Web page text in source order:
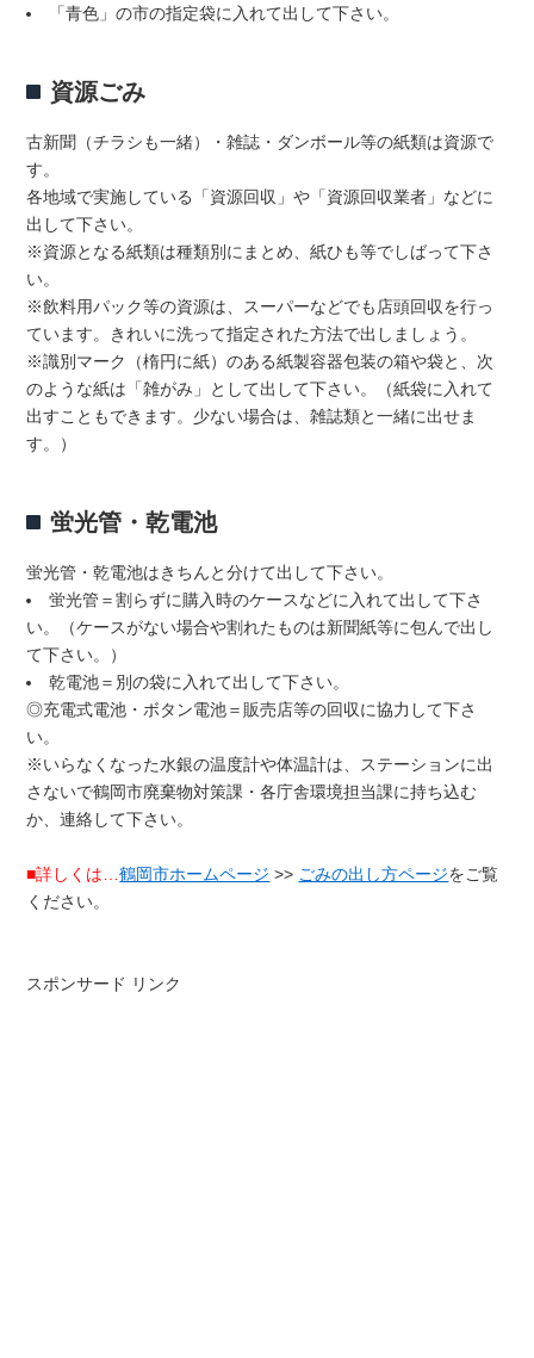
「青色」の市の指定袋に入れて出して下さい。
資源ごみ
古新聞（チラシも一緒）・雑誌・ダンボール等の紙類は資源で
す。
各地域で実施している「資源回収」や「資源回収業者」などに
出して下さい。
※資源となる紙類は種類別にまとめ、紙ひも等でしばって下さ
い。
※飲料用パック等の資源は、スーパーなどでも店頭回収を行っ
ています。きれいに洗って指定された方法で出しましょう。
※識別マーク（楕円に紙）のある紙製容器包装の箱や袋と、次
のような紙は「雑がみ」として出して下さい。（紙袋に入れて
出すこともできます。少ない場合は、雑誌類と一緒に出せま
す。）
蛍光管・乾電池
蛍光管・乾電池はきちんと分けて出して下さい。
蛍光管＝割らずに購入時のケースなどに入れて出して下さ
い。（ケースがない場合や割れたものは新聞紙等に包んで出し
て下さい。）
乾電池＝別の袋に入れて出して下さい。
◎充電式電池・ボタン電池＝販売店等の回収に協力して下さ
い。
※いらなくなった水銀の温度計や体温計は、ステーションに出
さないで鶴岡市廃棄物対策課・各庁舎環境担当課に持ち込む
か、連絡して下さい。
■詳しくは…鶴岡市ホームページ >> ごみの出し方ページをご覧
ください。
スポンサード リンク